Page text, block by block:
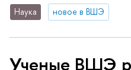
Наука новое в ВШЭ
Ученые ВШЭ